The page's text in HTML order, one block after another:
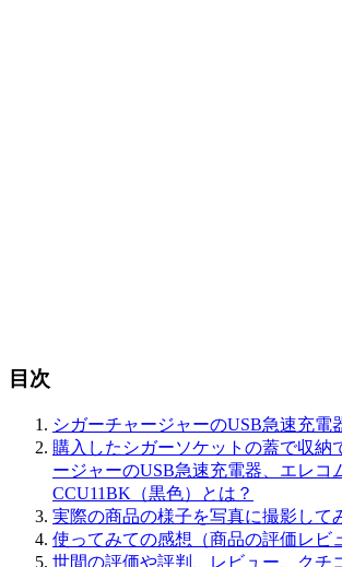
目次
シガーチャージャーのUSB急速充電
購入したシガーソケットの蓋で収納
ージャーのUSB急速充電器、エレコ
CCU11BK（黒色）とは？
実際の商品の様子を写真に撮影して
使ってみての感想（商品の評価レビ
世間の評価や評判、レビュー、クチ